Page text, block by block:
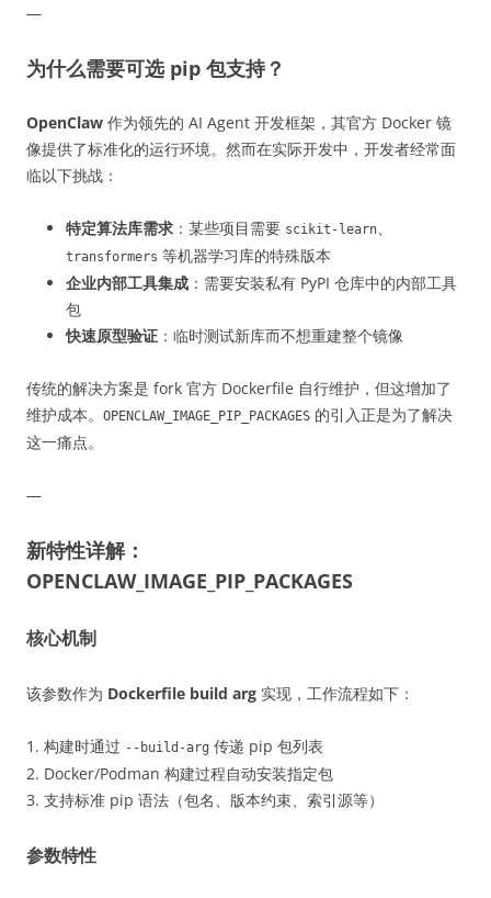
—
为什么需要可选 pip 包支持？
OpenClaw 作为领先的 AI Agent 开发框架，其官方 Docker 镜
像提供了标准化的运行环境。然而在实际开发中，开发者经常面
临以下挑战：
特定算法库需求 ：某些项目需要 scikit-learn、
transformers 等机器学习库的特殊版本
企业内部工具集成 ：需要安装私有 PyPI 仓库中的内部工具
包
快速原型验证 ：临时测试新库而不想重建整个镜像
传统的解决方案是 fork 官方 Dockerfile 自行维护，但这增加了
维护成本。
OPENCLAW_IMAGE_PIP_PACKAGES 的引入正是为了解决
这一痛点。
—
新特性详解：
OPENCLAW_IMAGE_PIP_PACKAGES
核心机制
该参数作为 Dockerfile build arg 实现，工作流程如下：
1. 构建时通过 --build-arg 传递 pip 包列表
2. Docker/Podman 构建过程自动安装指定包
3. 支持标准 pip 语法（包名、版本约束、索引源等）
参数特性